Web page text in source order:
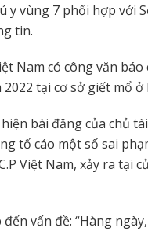
y vùng 7 phối hợp với
tin.
Nam có công văn
tại cơ sở giết mổ ở
bài đăng của chủ
tố cáo một số sai
Việt Nam, xảy ra tại
vấn đề: “Hàng